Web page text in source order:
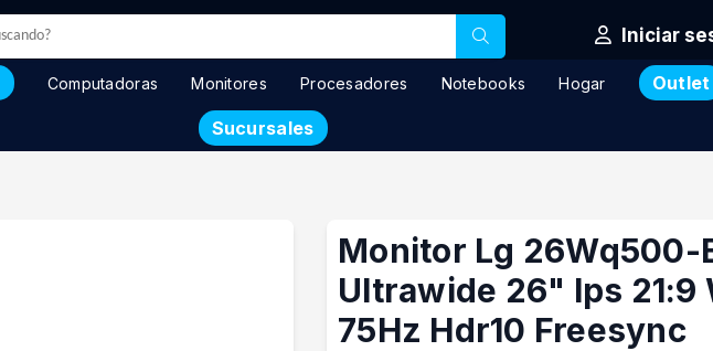
Iniciar
Computadoras Monitores Procesadores Notebooks Hogar Outlet
Sucursales
Monitor Lg 26Wq500-
Ultrawide 26" Ips 21:9
75Hz Hdr10 Freesync